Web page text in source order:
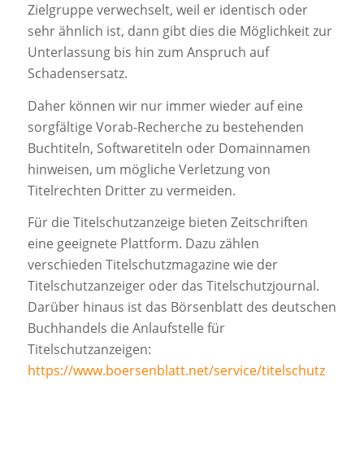
Zielgruppe verwechselt, weil er identisch oder
sehr ähnlich ist, dann gibt dies die Möglichkeit zur
Unterlassung bis hin zum Anspruch auf
Schadensersatz.
Daher können wir nur immer wieder auf eine
sorgfältige Vorab-Recherche zu bestehenden
Buchtiteln, Softwaretiteln oder Domainnamen
hinweisen, um mögliche Verletzung von
Titelrechten Dritter zu vermeiden.
Für die Titelschutzanzeige bieten Zeitschriften
eine geeignete Plattform. Dazu zählen
verschieden Titelschutzmagazine wie der
Titelschutzanzeiger oder das Titelschutzjournal.
Darüber hinaus ist das Börsenblatt des deutschen
Buchhandels die Anlaufstelle für
Titelschutzanzeigen:
https://www.boersenblatt.net/service/titelschutz